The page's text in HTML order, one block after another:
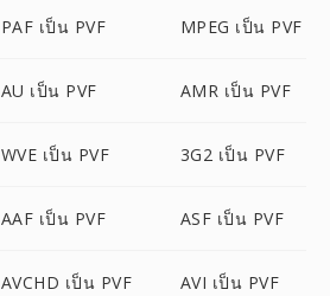
PAF เป็น PVF MPEG เป็น PVF
AU เป็น PVF AMR เป็น PVF
WVE เป็น PVF 3G2 เป็น PVF
AAF เป็น PVF ASF เป็น PVF
AVCHD เป็น PVF AVI เป็น PVF